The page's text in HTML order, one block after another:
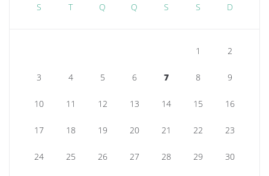
S T Q Q S S D
1 2
3 4 5 6 7 8 9
10 11 12 13 14 15 16
17 18 19 20 21 22 23
24 25 26 27 28 29 30